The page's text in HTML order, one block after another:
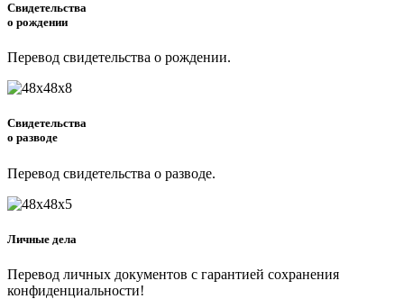
Свидетельства
о рождении
Перевод свидетельства о рождении.
Свидетельства
о разводе
Перевод свидетельства о разводе.
Личные дела
Перевод личных документов с гарантией сохранения
конфиденциальности!